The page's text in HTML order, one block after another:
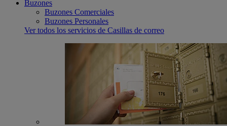
Buzones
Buzones Comerciales
Buzones Personales
Ver todos los servicios de Casillas de correo